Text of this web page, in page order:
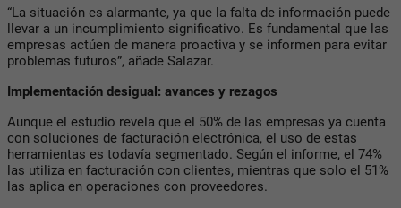
“La situación es alarmante, ya que la falta de información puede
llevar a un incumplimiento significativo. Es fundamental que las
empresas actúen de manera proactiva y se informen para evitar
problemas futuros”, añade Salazar.
Implementación desigual: avances y rezagos
Aunque el estudio revela que el 50% de las empresas ya cuenta
con soluciones de facturación electrónica, el uso de estas
herramientas es todavía segmentado. Según el informe, el 74%
las utiliza en facturación con clientes, mientras que solo el 51%
las aplica en operaciones con proveedores.